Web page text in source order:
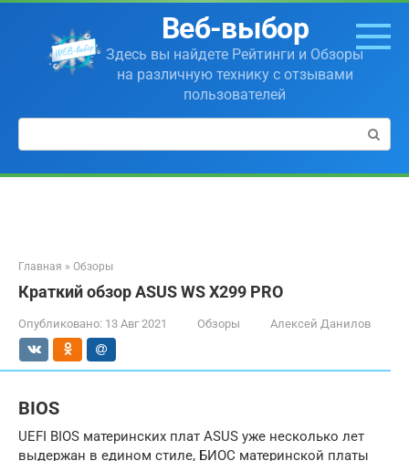
Перейти
контенту
Веб-выбор
Здесь вы найдете Рейтинги и Обзоры
на различную технику с отзывами
пользователей
Поиск:
Главная » Обзоры
Краткий обзор ASUS WS X299 PRO
Опубликовано: 13 Авг 2021 Обзоры Алексей Данилов
BIOS
UEFI BIOS материнских плат ASUS уже несколько лет
выдержан в едином стиле, БИОС материнской платы